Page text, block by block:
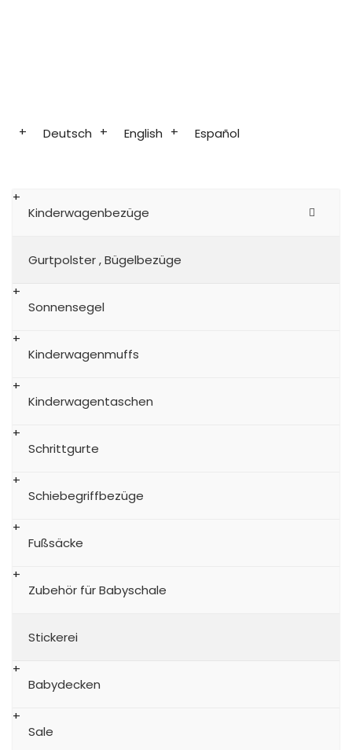
Deutsch English Español
Kinderwagenbezüge
Gurtpolster , Bügelbezüge
Sonnensegel
Kinderwagenmuffs
Kinderwagentaschen
Schrittgurte
Schiebegriffbezüge
Fußsäcke
Zubehör für Babyschale
Stickerei
Babydecken
Sale